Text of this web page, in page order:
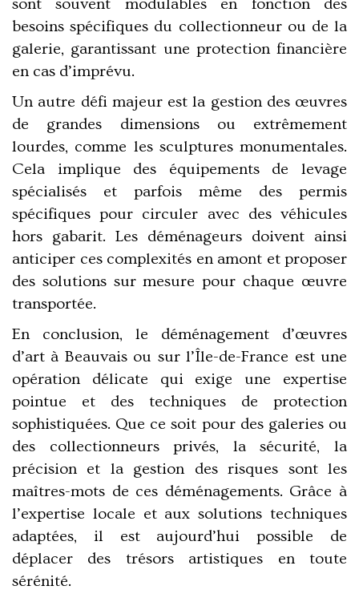
sont souvent modulables en fonction des
besoins spécifiques du collectionneur ou de la
galerie, garantissant une protection financière
en cas d’imprévu.
Un autre défi majeur est la gestion des œuvres
de grandes dimensions ou extrêmement
lourdes, comme les sculptures monumentales.
Cela implique des équipements de levage
spécialisés et parfois même des permis
spécifiques pour circuler avec des véhicules
hors gabarit. Les déménageurs doivent ainsi
anticiper ces complexités en amont et proposer
des solutions sur mesure pour chaque œuvre
transportée.
En conclusion, le déménagement d’œuvres
d’art à Beauvais ou sur l’Île-de-France est une
opération délicate qui exige une expertise
pointue et des techniques de protection
sophistiquées. Que ce soit pour des galeries ou
des collectionneurs privés, la sécurité, la
précision et la gestion des risques sont les
maîtres-mots de ces déménagements. Grâce à
l’expertise locale et aux solutions techniques
adaptées, il est aujourd’hui possible de
déplacer des trésors artistiques en toute
sérénité.